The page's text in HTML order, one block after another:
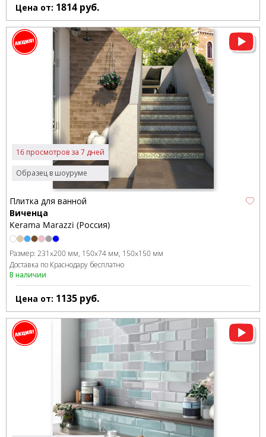
Цена от: 1814 руб.
Образец в шоуруме
16 просмотров за 7 дней
Плитка для ванной
Виченца
Kerama Marazzi (Россия)
Размер: 231x200 мм 150x74 мм 150x150 мм
Доставка по Краснодару бесплатно
В наличии
Цена от: 1135 руб.